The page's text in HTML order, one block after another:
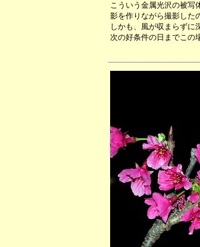
こういう金属光沢の被写
影を作りながら撮影した
しかも、風が収まらずに
次の好条件の日までこの